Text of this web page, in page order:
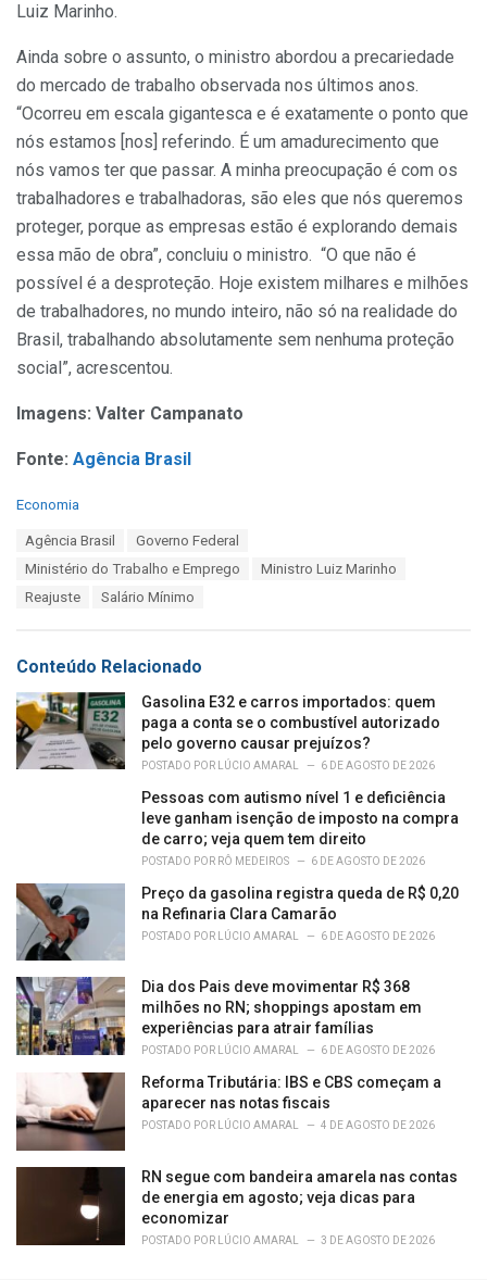
Luiz Marinho.
Ainda sobre o assunto, o ministro abordou a precariedade
do mercado de trabalho observada nos últimos anos.
“Ocorreu em escala gigantesca e é exatamente o ponto que
nós estamos [nos] referindo. É um amadurecimento que
nós vamos ter que passar. A minha preocupação é com os
trabalhadores e trabalhadoras, são eles que nós queremos
proteger, porque as empresas estão é explorando demais
essa mão de obra”, concluiu o ministro. “O que não é
possível é a desproteção. Hoje existem milhares e milhões
de trabalhadores, no mundo inteiro, não só na realidade do
Brasil, trabalhando absolutamente sem nenhuma proteção
social”, acrescentou.
Imagens: Valter Campanato
Fonte: Agência Brasil
C
e
:
Economia
Agência Brasil
Governo Federal
Ministério do Trabalho e Emprego
Ministro Luiz Marinho
Reajuste
Salário Mínimo
Conteúdo Relacionado
Gasolina E32 e carros importados: quem
paga a conta se o combustível autorizado
pelo governo causar prejuízos?
POSTADO POR LÚCIO AMARAL 6 DE AGOSTO DE 2026
Pessoas com autismo nível 1 e deficiência
leve ganham isenção de imposto na compra
de carro; veja quem tem direito
POSTADO POR RÔ MEDEIROS 6 DE AGOSTO DE 2026
Preço da gasolina registra queda de R$ 0,20
na Refinaria Clara Camarão
POSTADO POR LÚCIO AMARAL 6 DE AGOSTO DE 2026
Dia dos Pais deve movimentar R$ 368
milhões no RN; shoppings apostam em
experiências para atrair famílias
POSTADO POR LÚCIO AMARAL 6 DE AGOSTO DE 2026
Reforma Tributária: IBS e CBS começam a
aparecer nas notas fiscais
POSTADO POR LÚCIO AMARAL 4 DE AGOSTO DE 2026
RN segue com bandeira amarela nas contas
de energia em agosto; veja dicas para
economizar
POSTADO POR LÚCIO AMARAL 3 DE AGOSTO DE 2026